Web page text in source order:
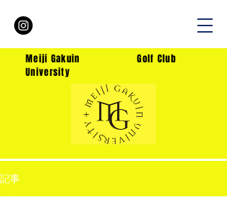
Golf Club
Meiji Gakuin
University
記事